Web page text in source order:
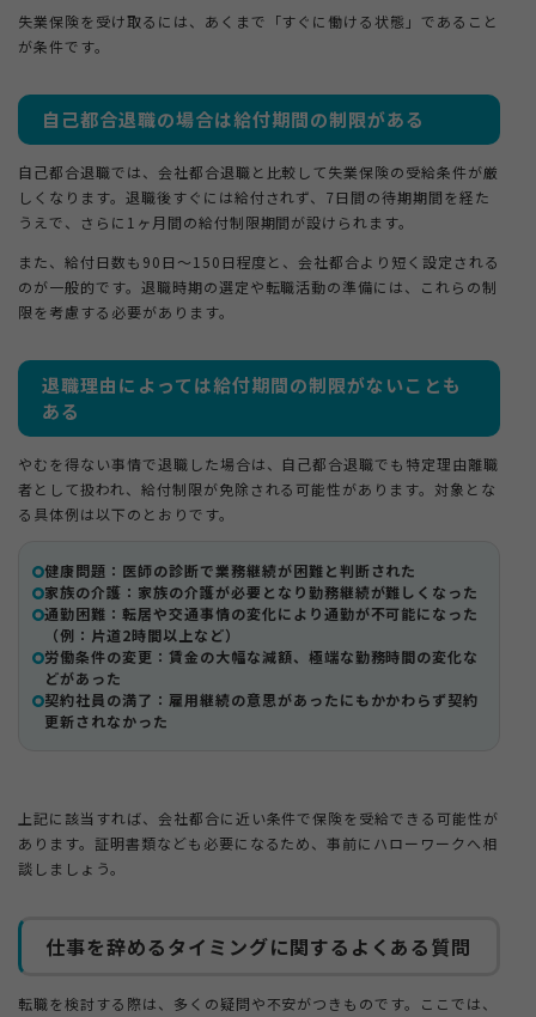
失業保険を受け取るには、あくまで「すぐに働ける状態」であること
が条件です。
自己都合退職の場合は給付期間の制限がある
自己都合退職では、会社都合退職と比較して失業保険の受給条件が厳
しくなります。退職後すぐには給付されず、7日間の待期期間を経た
うえで、さらに1ヶ月間の給付制限期間が設けられます。
また、給付日数も90日〜150日程度と、会社都合より短く設定される
のが一般的です。退職時期の選定や転職活動の準備には、これらの制
限を考慮する必要があります。
退職理由によっては給付期間の制限がないことも
ある
やむを得ない事情で退職した場合は、自己都合退職でも特定理由離職
者として扱われ、給付制限が免除される可能性があります。対象とな
る具体例は以下のとおりです。
健康問題：医師の診断で業務継続が困難と判断された
家族の介護：家族の介護が必要となり勤務継続が難しくなった
通勤困難：転居や交通事情の変化により通勤が不可能になった
（例：片道2時間以上など）
労働条件の変更：賃金の大幅な減額、極端な勤務時間の変化な
どがあった
契約社員の満了：雇用継続の意思があったにもかかわらず契約
更新されなかった
上記に該当すれば、会社都合に近い条件で保険を受給できる可能性が
あります。証明書類なども必要になるため、事前にハローワークへ相
談しましょう。
仕事を辞めるタイミングに関するよくある質問
転職を検討する際は、多くの疑問や不安がつきものです。ここでは、